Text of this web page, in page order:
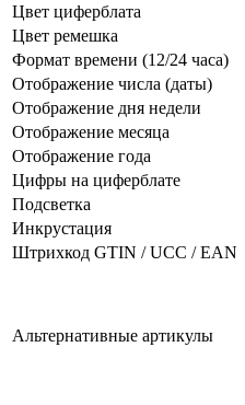
Цвет циферблата
Цвет ремешка
Формат времени (12/24 часа)
Отображение числа (даты)
Отображение дня недели
Отображение месяца
Отображение года
Цифры на циферблате
Подсветка
Инкрустация
Штрихкод GTIN / UCC / EAN
Альтернативные артикулы